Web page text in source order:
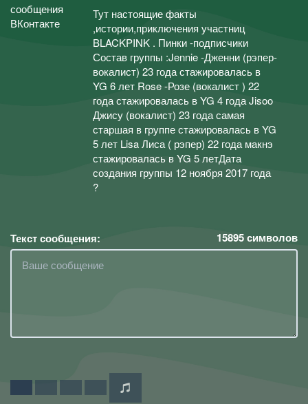
Тут настоящие факты
,истории,приключения участниц
BLACKPINK . Пинки -подписчики
Состав группы :Jennie -Дженни (рэпер-
вокалист) 23 года стажировалась в
YG 6 лет Rose -Розе (вокалист ) 22
года стажировалась в YG 4 года Jisoo
Джису (вокалист) 23 года самая
старшая в группе стажировалась в YG
5 лет Lisa Лиса ( рэпер) 22 года макнэ
стажировалась в YG 5 летДата
создания группы 12 ноября 2017 года
?
Текст сообщения: 15895символов